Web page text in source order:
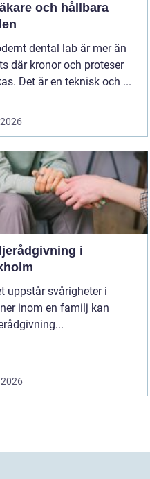
och hållbara
dental lab är mer än
där kronor och proteser
Det är en teknisk och ...
i
uppstår svårigheter i
inom en familj kan